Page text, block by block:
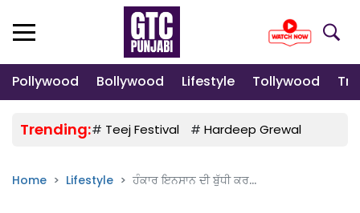
Pollywood Bollywood Lifestyle Tollywood
Trending:# Teej Festival # Hardeep Grewal
Home Lifestyle ਹੰਕਾਰ ਇਨਸਾਨ ਦੀ ਬੁੱਧੀ ਕਰ...